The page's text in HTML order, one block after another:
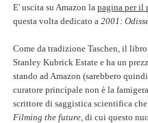
E' uscita su Amazon la pagina per il
questa volta dedicato a 2001:
Come da tradizione Taschen, il
Stanley Kubrick Estate e ha un
stando ad Amazon (sarebbero quindi
curatore principale non è la
scrittore di saggistica scientifica
Filming the future , di cui questo